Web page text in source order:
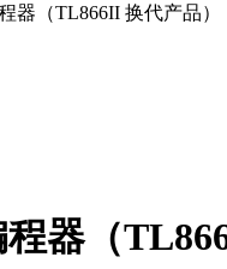
器（TL866II 换代产品）
器（